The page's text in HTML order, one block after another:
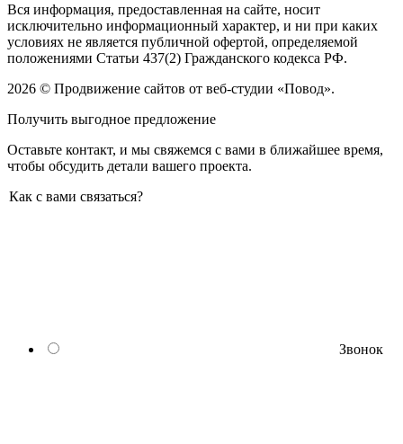
Вся информация, предоставленная на сайте, носит
исключительно информационный характер, и ни при каких
условиях не является публичной офертой, определяемой
положениями Статьи 437(2) Гражданского кодекса РФ.
2026 © Продвижение сайтов от веб-студии «Повод».
Получить выгодное предложение
Оставьте контакт, и мы свяжемся с вами в ближайшее время,
чтобы обсудить детали вашего проекта.
Как с вами связаться?
Звонок